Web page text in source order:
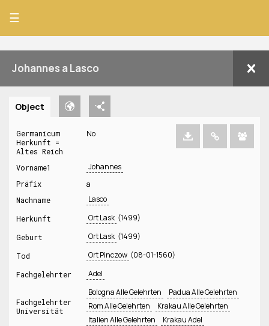
☰
Johannes a Lasco
Object
Germanicum
Herkunft =
Altes Reich
No
Vorname1 Johannes
Präfix a
Nachname Lasco
Herkunft Ort Lask (1499)
Geburt Ort Lask (1499)
Tod Ort Pinczow (08-01-1560)
Fachgelehrter Adel
Fachgelehrter
Universität
Bologna Alle Gelehrten
Padua Alle Gelehrten
Rom Alle Gelehrten
Krakau Alle Gelehrten
Italien Alle Gelehrten
Krakau Adel